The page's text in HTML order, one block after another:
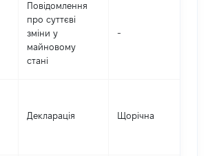
Повідомлення
про суттєві
зміни y
майновому
стані
-
Декларація Щорічна